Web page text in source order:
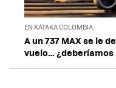
EN XATAKA COLOMBIA
A un 737 MAX se le
vuelo…